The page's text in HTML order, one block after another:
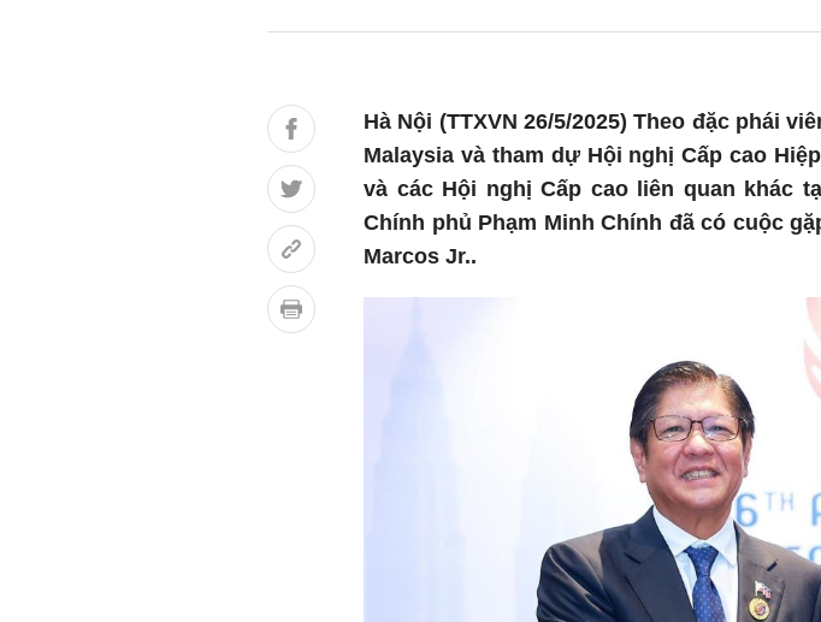
Hà Nội (TTXVN 26/5/2025) Theo đặc phái
Malaysia và tham dự Hội nghị Cấp cao
và các Hội nghị Cấp cao liên quan khác
Chính phủ Phạm Minh Chính đã có cuộc
Marcos Jr..